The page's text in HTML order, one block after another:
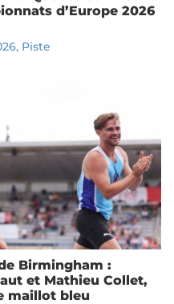
d’Europe 2026
, Piste
Birmingham :
et Mathieu Collet,
maillot bleu